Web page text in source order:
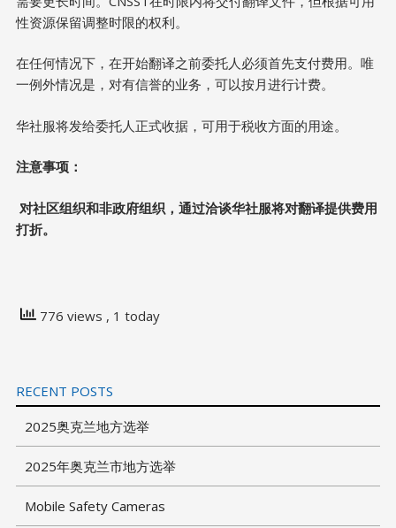
性资源保留调整时限的权利。
在任何情况下，在开始翻译之前委托人必须首先支付费用。唯
一例外情况是，对有信誉的业务，可以按月进行计费。
华社服将发给委托人正式收据，可用于税收方面的用途。
注意事项：
对社区组织和非政府组织，通过洽谈华社服将对翻译提供费用
打折。
776 views , 1 today
RECENT POSTS
2025奥克兰地方选举
2025年奥克兰市地方选举
Mobile Safety Cameras